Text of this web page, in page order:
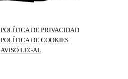
POLÍTICA DE PRIVACIDAD
POLÍTICA DE COOKIES
AVISO LEGAL